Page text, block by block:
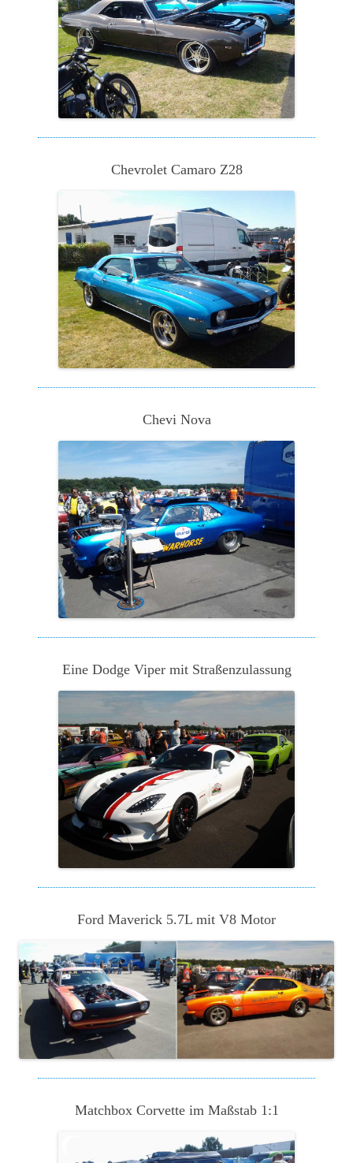
Chevrolet Camaro Z28
Chevi Nova
Eine Dodge Viper mit Straßenzulassung
Ford Maverick 5.7L mit V8 Motor
Matchbox Corvette im Maßstab 1:1